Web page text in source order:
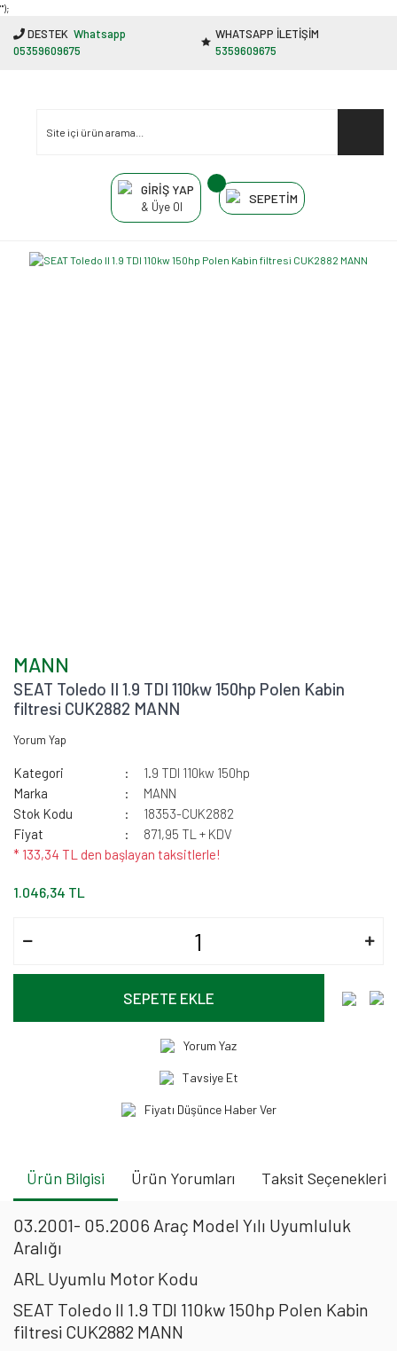
"');
DESTEK Whatsapp
05359609675
WHATSAPP İLETİŞİM
5359609675
GİRİŞ YAP
& Üye Ol
SEPETİM
MANN
SEAT Toledo II 1.9 TDI 110kw 150hp Polen Kabin
filtresi CUK2882 MANN
Yorum Yap
Kategori
1.9 TDI 110kw 150hp
Marka
MANN
Stok Kodu
18353-CUK2882
Fiyat
871,95 TL + KDV
* 133,34 TL den başlayan taksitlerle!
1.046,34 TL
SEPETE EKLE
Yorum Yaz
Tavsiye Et
Fiyatı Düşünce Haber Ver
Ürün Bilgisi Ürün Yorumları Taksit Seçenekleri
03.2001- 05.2006 Araç Model Yılı Uyumluluk
Aralığı
ARL Uyumlu Motor Kodu
SEAT Toledo II 1.9 TDI 110kw 150hp Polen Kabin
filtresi CUK2882 MANN